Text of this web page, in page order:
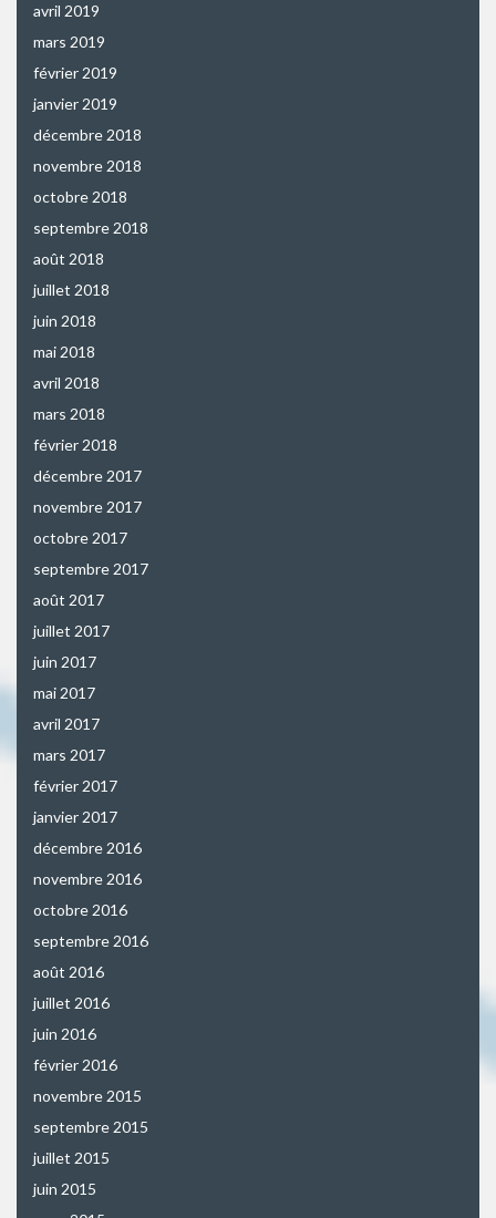
avril 2019
mars 2019
février 2019
janvier 2019
décembre 2018
novembre 2018
octobre 2018
septembre 2018
août 2018
juillet 2018
juin 2018
mai 2018
avril 2018
mars 2018
février 2018
décembre 2017
novembre 2017
octobre 2017
septembre 2017
août 2017
juillet 2017
juin 2017
mai 2017
avril 2017
mars 2017
février 2017
janvier 2017
décembre 2016
novembre 2016
octobre 2016
septembre 2016
août 2016
juillet 2016
juin 2016
février 2016
novembre 2015
septembre 2015
juillet 2015
juin 2015